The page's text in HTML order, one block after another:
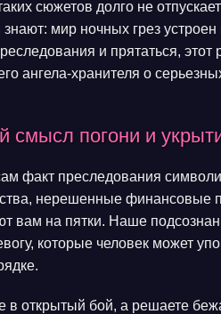
сюжетов долго не
мир ночных грез
и прятаться,
ангела-хранителя о
смысл погони и
факт преследования
нерешенные финансовые
вам на пятки. Наше
которые человек может
в открытый бой, а решаете